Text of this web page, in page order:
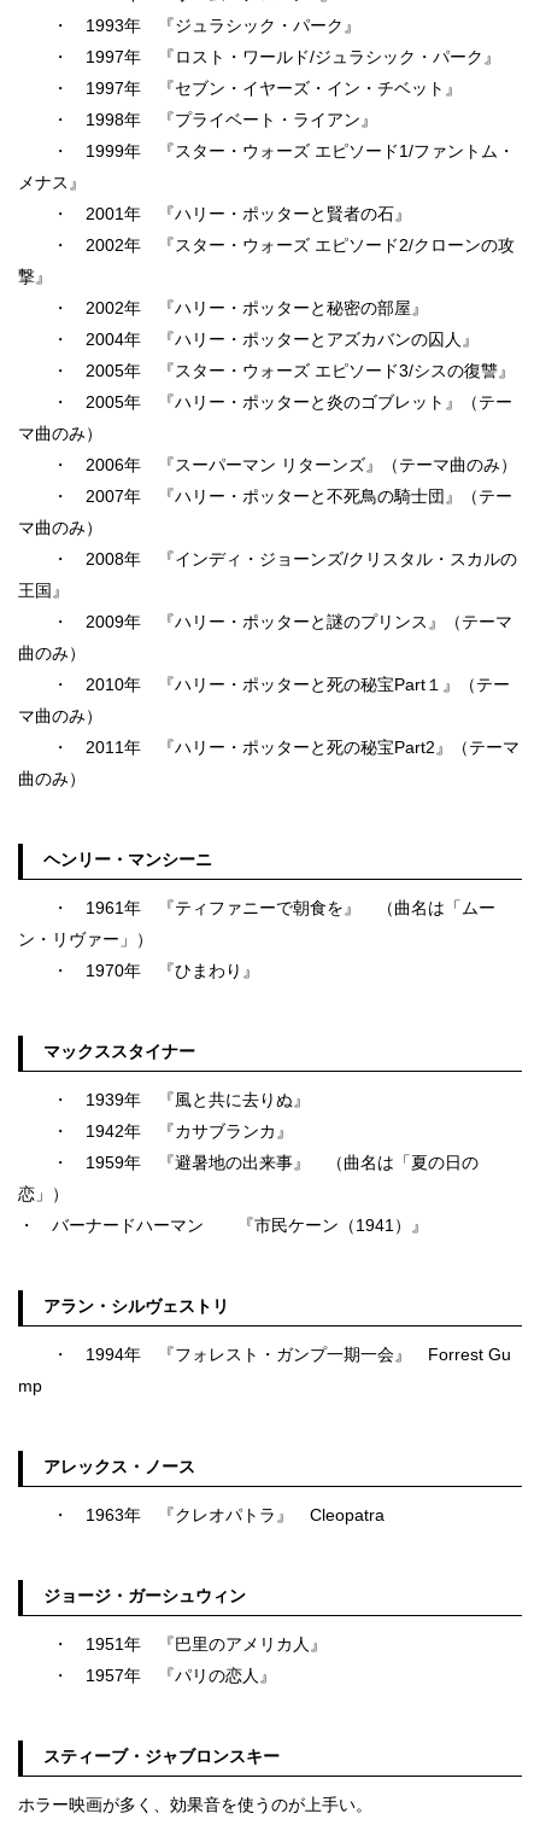
・ 1993年 『ジュラシック・パーク』
・ 1997年 『ロスト・ワールド/ジュラシック・パーク』
・ 1997年 『セブン・イヤーズ・イン・チベット』
・ 1998年 『プライベート・ライアン』
・ 1999年 『スター・ウォーズ エピソード1/ファントム・
メナス』
・ 2001年 『ハリー・ポッターと賢者の石』
・ 2002年 『スター・ウォーズ エピソード2/クローンの攻
撃』
・ 2002年 『ハリー・ポッターと秘密の部屋』
・ 2004年 『ハリー・ポッターとアズカバンの囚人』
・ 2005年 『スター・ウォーズ エピソード3/シスの復讐』
・ 2005年 『ハリー・ポッターと炎のゴブレット』（テー
マ曲のみ）
・ 2006年 『スーパーマン リターンズ』（テーマ曲のみ）
・ 2007年 『ハリー・ポッターと不死鳥の騎士団』（テー
マ曲のみ）
・ 2008年 『インディ・ジョーンズ/クリスタル・スカルの
王国』
・ 2009年 『ハリー・ポッターと謎のプリンス』（テーマ
曲のみ）
・ 2010年 『ハリー・ポッターと死の秘宝Part１』（テー
マ曲のみ）
・ 2011年 『ハリー・ポッターと死の秘宝Part2』（テーマ
曲のみ）
ヘンリー・マンシーニ
・ 1961年 『ティファニーで朝食を』 （曲名は「ムー
ン・リヴァー」）
・ 1970年 『ひまわり』
マックススタイナー
・ 1939年 『風と共に去りぬ』
・ 1942年 『カサブランカ』
・ 1959年 『避暑地の出来事』 （曲名は「夏の日の
恋」）
・ バーナードハーマン 『市民ケーン（1941）』
アラン・シルヴェストリ
・ 1994年 『フォレスト・ガンプ一期一会』 Forrest Gu
mp
アレックス・ノース
・ 1963年 『クレオパトラ』 Cleopatra
ジョージ・ガーシュウィン
・ 1951年 『巴里のアメリカ人』
・ 1957年 『パリの恋人』
スティーブ・ジャブロンスキー
ホラー映画が多く、効果音を使うのが上手い。